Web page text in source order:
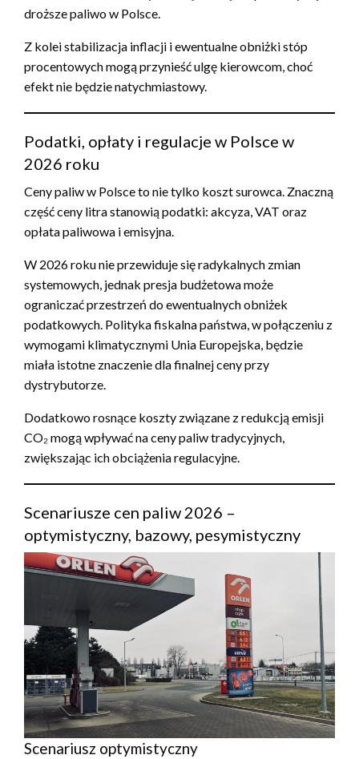
droższe paliwo w Polsce.
Z kolei stabilizacja inflacji i ewentualne obniżki stóp
procentowych mogą przynieść ulgę kierowcom, choć
efekt nie będzie natychmiastowy.
Podatki, opłaty i regulacje w Polsce w
2026 roku
Ceny paliw w Polsce to nie tylko koszt surowca. Znaczną
część ceny litra stanowią podatki: akcyza, VAT oraz
opłata paliwowa i emisyjna.
W 2026 roku nie przewiduje się radykalnych zmian
systemowych, jednak presja budżetowa może
ograniczać przestrzeń do ewentualnych obniżek
podatkowych. Polityka fiskalna państwa, w połączeniu z
wymogami klimatycznymi Unia Europejska, będzie
miała istotne znaczenie dla finalnej ceny przy
dystrybutorze.
Dodatkowo rosnące koszty związane z redukcją emisji
CO₂ mogą wpływać na ceny paliw tradycyjnych,
zwiększając ich obciążenia regulacyjne.
Scenariusze cen paliw 2026 –
optymistyczny, bazowy, pesymistyczny
Scenariusz optymistyczny